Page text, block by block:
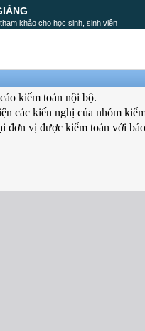
khảo cho học sinh, sinh viên
kiểm toán nội bộ.
các kiến nghị của nhóm
đơn vị được kiểm toán với